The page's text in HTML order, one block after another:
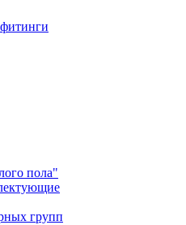
пола"
групп